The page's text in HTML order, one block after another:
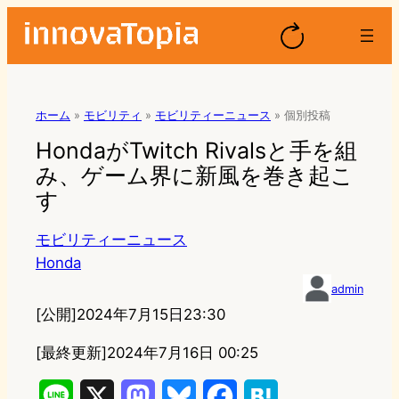
ホーム » モビリティ » モビリティーニュース » 個別投稿
HondaがTwitch Rivalsと手を組
み、ゲーム界に新風を巻き起こ
す
モビリティーニュース
Honda
admin
[公開]2024年7月15日23:30
[最終更新]2024年7月16日 00:25